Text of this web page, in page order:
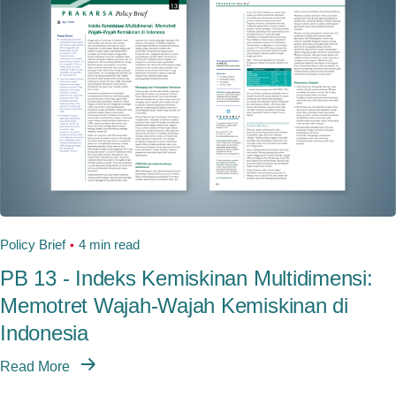
Policy Brief 4 min read
PB 13 - Indeks Kemiskinan Multidimensi:
Memotret Wajah-Wajah Kemiskinan di
Indonesia
Read More